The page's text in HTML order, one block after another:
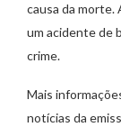
causa da morte.
um acidente de
crime.
Mais
notícias da